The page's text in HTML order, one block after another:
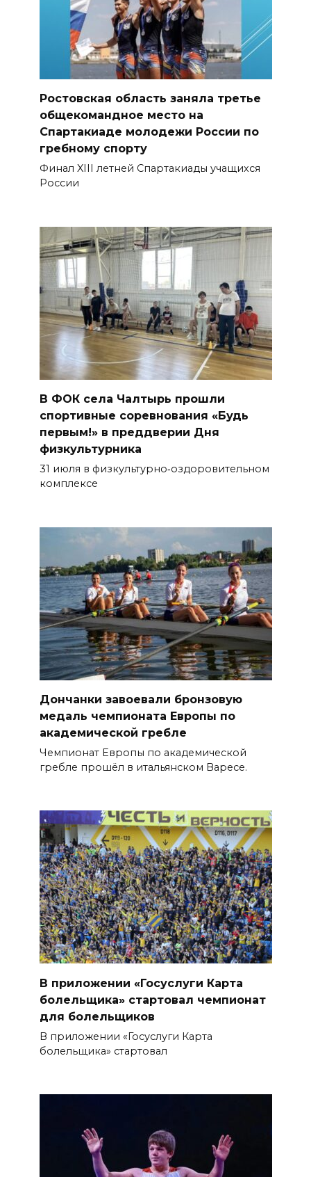
Ростовская область заняла третье
общекомандное место на
Спартакиаде молодежи России по
гребному спорту
Финал XIII летней Спартакиады учащихся
России
В ФОК села Чалтырь прошли
спортивные соревнования «Будь
первым!» в преддверии Дня
физкультурника
31 июля в физкультурно‑оздоровительном
комплексе
Дончанки завоевали бронзовую
медаль чемпионата Европы по
академической гребле
Чемпионат Европы по академической
гребле прошёл в итальянском Варесе.
В приложении «Госуслуги Карта
болельщика» стартовал чемпионат
для болельщиков
В приложении «Госуслуги Карта
болельщика» стартовал